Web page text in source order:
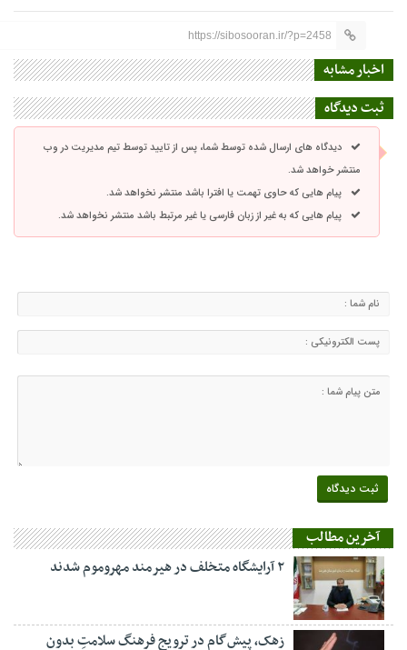
https://sibosooran.ir/?p=2458
اخبار مشابه
ثبت دیدگاه
دیدگاه های ارسال شده توسط شما، پس از تایید توسط تیم مدیریت در وب
منتشر خواهد شد.
پیام هایی که حاوی تهمت یا افترا باشد منتشر نخواهد شد.
پیام هایی که به غیر از زبان فارسی یا غیر مرتبط باشد منتشر نخواهد شد.
آخرین مطالب
۲ آرایشگاه متخلف در هیرمند مهروموم شدند
زهک، پیش‌گام در ترویج فرهنگ سلامتِ بدون